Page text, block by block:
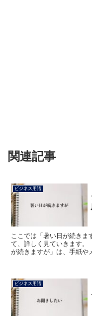
関連記事
ビジネス用語
ここでは「暑い日が続きま
て、詳しく見ていきます。
が続きますが」は、手紙や
ビジネス用語